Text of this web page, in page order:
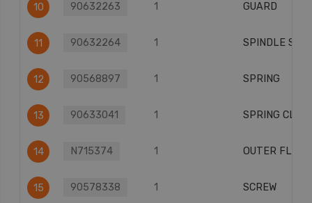
10 90632263 1 GUARD
11 90632264 1 SPINDLE SA
12 90568897 1 SPRING
13 90633041 1 SPRING CLIP
14 N715374 1 OUTER
15 90578338 1 SCREW